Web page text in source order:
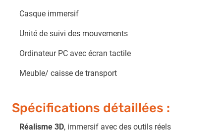
Casque immersif
Unité de suivi des mouvements
Ordinateur PC avec écran tactile
Meuble/ caisse de transport
Spécifications détaillées :
Réalisme 3D, immersif avec des outils réels